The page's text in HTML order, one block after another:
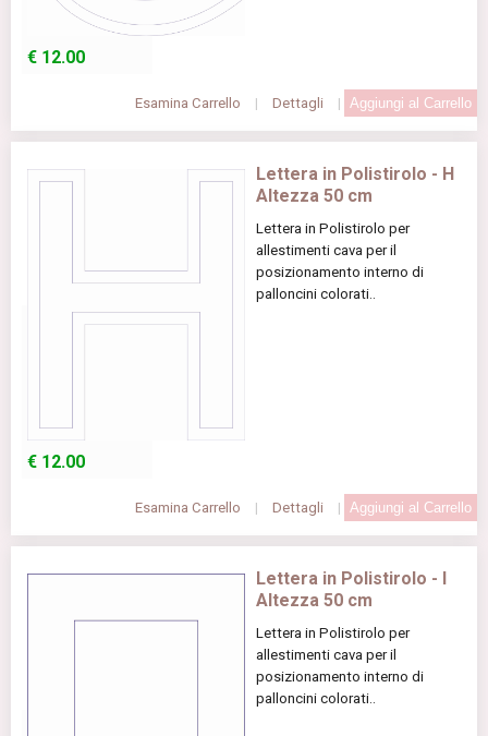
€ 12.00
Esamina Carrello | Dettagli |
Lettera in Polistirolo - H
Altezza 50 cm
Lettera in Polistirolo per
allestimenti cava per il
posizionamento interno di
palloncini colorati..
€ 12.00
Esamina Carrello | Dettagli |
Lettera in Polistirolo - I
Altezza 50 cm
Lettera in Polistirolo per
allestimenti cava per il
posizionamento interno di
palloncini colorati..